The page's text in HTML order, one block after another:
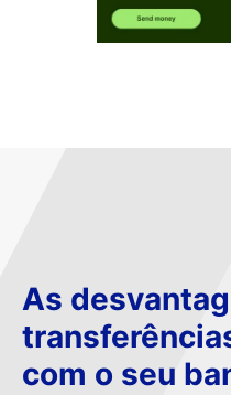
As
com o seu